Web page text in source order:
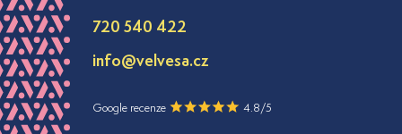
720 540 422
info@velvesa.cz
Google recenze 4.8/5